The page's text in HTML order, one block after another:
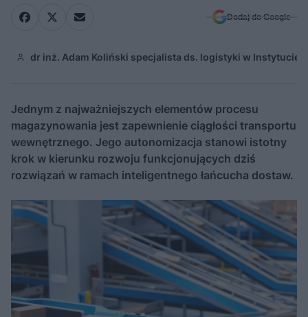
Dodaj do Google
dr inż. Adam Koliński specjalista ds. logistyki w Instytucie
Jednym z najważniejszych elementów procesu
magazynowania jest zapewnienie ciągłości transportu
wewnętrznego. Jego autonomizacja stanowi istotny
krok w kierunku rozwoju funkcjonujących dziś
rozwiązań w ramach inteligentnego łańcucha dostaw.